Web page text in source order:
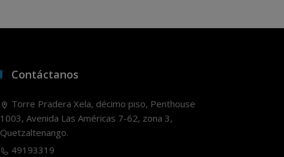
Contáctanos
Torre Pradera Xela, décimo piso, Penthouse
1003, Avenida Las Américas 7-62, zona 3,
Quetzaltenango.
49193319